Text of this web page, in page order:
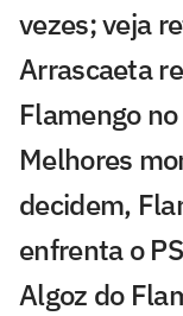
vezes; veja
Arrascaeta
Flamengo
Melhores
decidem,
enfrenta o
Algoz do